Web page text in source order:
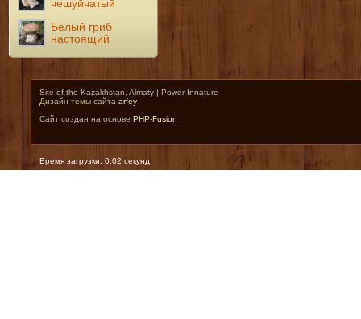
чешуйчатый
Белый гриб
настоящий
Site of the Kazakhstan, Almaty | Power Innature
Дизайн темы сайта arfey
Сайт создан на основе PHP-Fusion
Время загрузки: 0.02 секунд